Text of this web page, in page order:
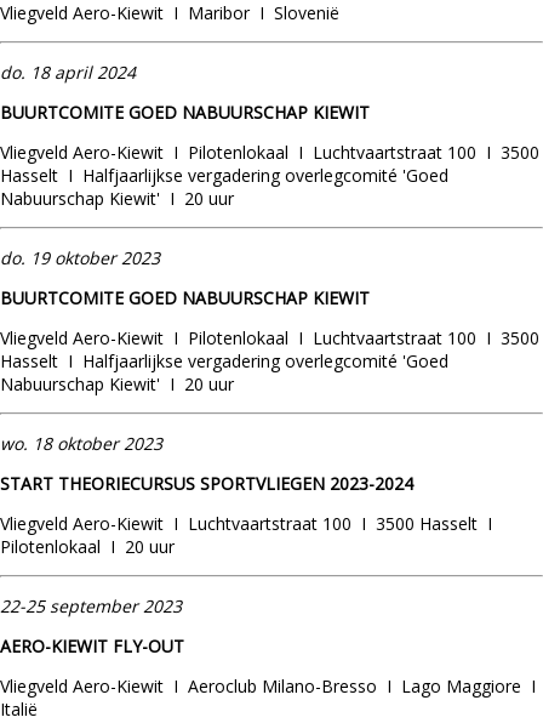
Vliegveld Aero-Kiewit I Maribor I Slovenië
do. 18april 2024
BUURTCOMITE GOED NABUURSCHAP KIEWIT
Vliegveld Aero-Kiewit I Pilotenlokaal I Luchtvaartstraat 100 I 3500
Hasselt I Halfjaarlijkse vergadering overlegcomité 'Goed
Nabuurschap Kiewit' I 20 uur
do. 19oktober 2023
BUURTCOMITE GOED NABUURSCHAP KIEWIT
Vliegveld Aero-Kiewit I Pilotenlokaal I Luchtvaartstraat 100 I 3500
Hasselt I Halfjaarlijkse vergadering overlegcomité 'Goed
Nabuurschap Kiewit' I 20 uur
wo. 18 oktober 2023
START THEORIECURSUS SPORTVLIEGEN 2023-2024
Vliegveld Aero-Kiewit I Luchtvaartstraat 100 I 3500 Hasselt I
Pilotenlokaal I 20 uur
22-25 september 2023
AERO-KIEWIT FLY-OUT
Vliegveld Aero-Kiewit I Aeroclub Milano-Bresso I Lago Maggiore I
Italië